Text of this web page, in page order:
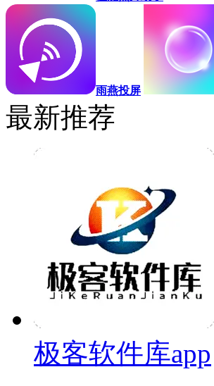
雨燕投屏
最新推荐
极客软件库app